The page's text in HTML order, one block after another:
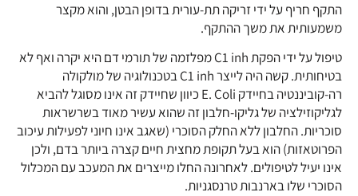
התקף חריף על ידי זריקה תת-עורית בדופן הבטן, והוא מקצר
משמעותית את משך ההתקף.
טיפול על ידי הפקת C1 inh מפלזמה של תורמי דם היא יקרה ואף לא
בטיחותית. קשה היה לייצר C1 inh בטכנולוגיה של מולקולה
רה-קוביננטיה בחיידק E. Coli כיוון שחיידק זה אינו מסוגל להביא
לגליקוזילציה של גליקו-חלבון זה שהוא עשיר מאוד בשרשראות
סוכריות. החלבון ללא החלק הסוכרי (שאגב אינו חיוני לפעילות עיכוב
הפרוטאזות) הוא בעל תקופת מחצית חיים קצרה ביותר בדם, ולכן
אינו יעיל לטיפולים. לאחרונה החלו מייצרים את המעכב עם המכלול
הסוכרי שלו בארנבות טרנסגניות.